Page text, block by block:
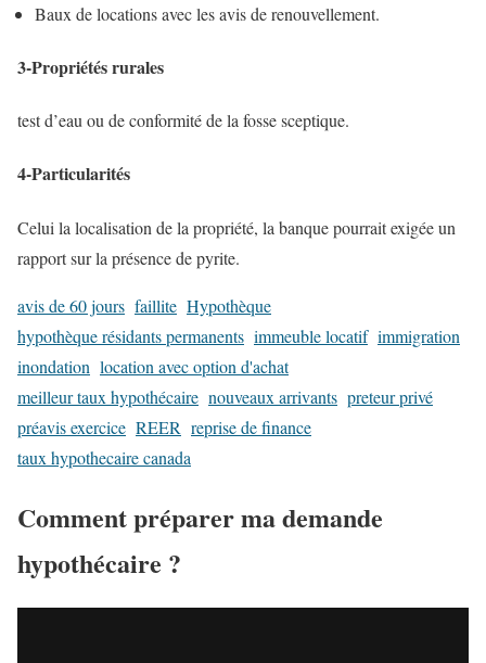
Baux de locations avec les avis de renouvellement.
3-Propriétés rurales
test d’eauou deconformité de la fosse sceptique.
4-Particularités
Celui la localisation de la propriété, la banque pourrait exigée un
rapport sur la présence de pyrite.
avis de 60 jours faillite Hypothèque
hypothèque résidants permanents immeuble locatif immigration
inondation location avec option d'achat
meilleur taux hypothécaire nouveaux arrivants preteur privé
préavis exercice REER reprise de finance
taux hypothecaire canada
Comment préparer ma demande
hypothécaire ?